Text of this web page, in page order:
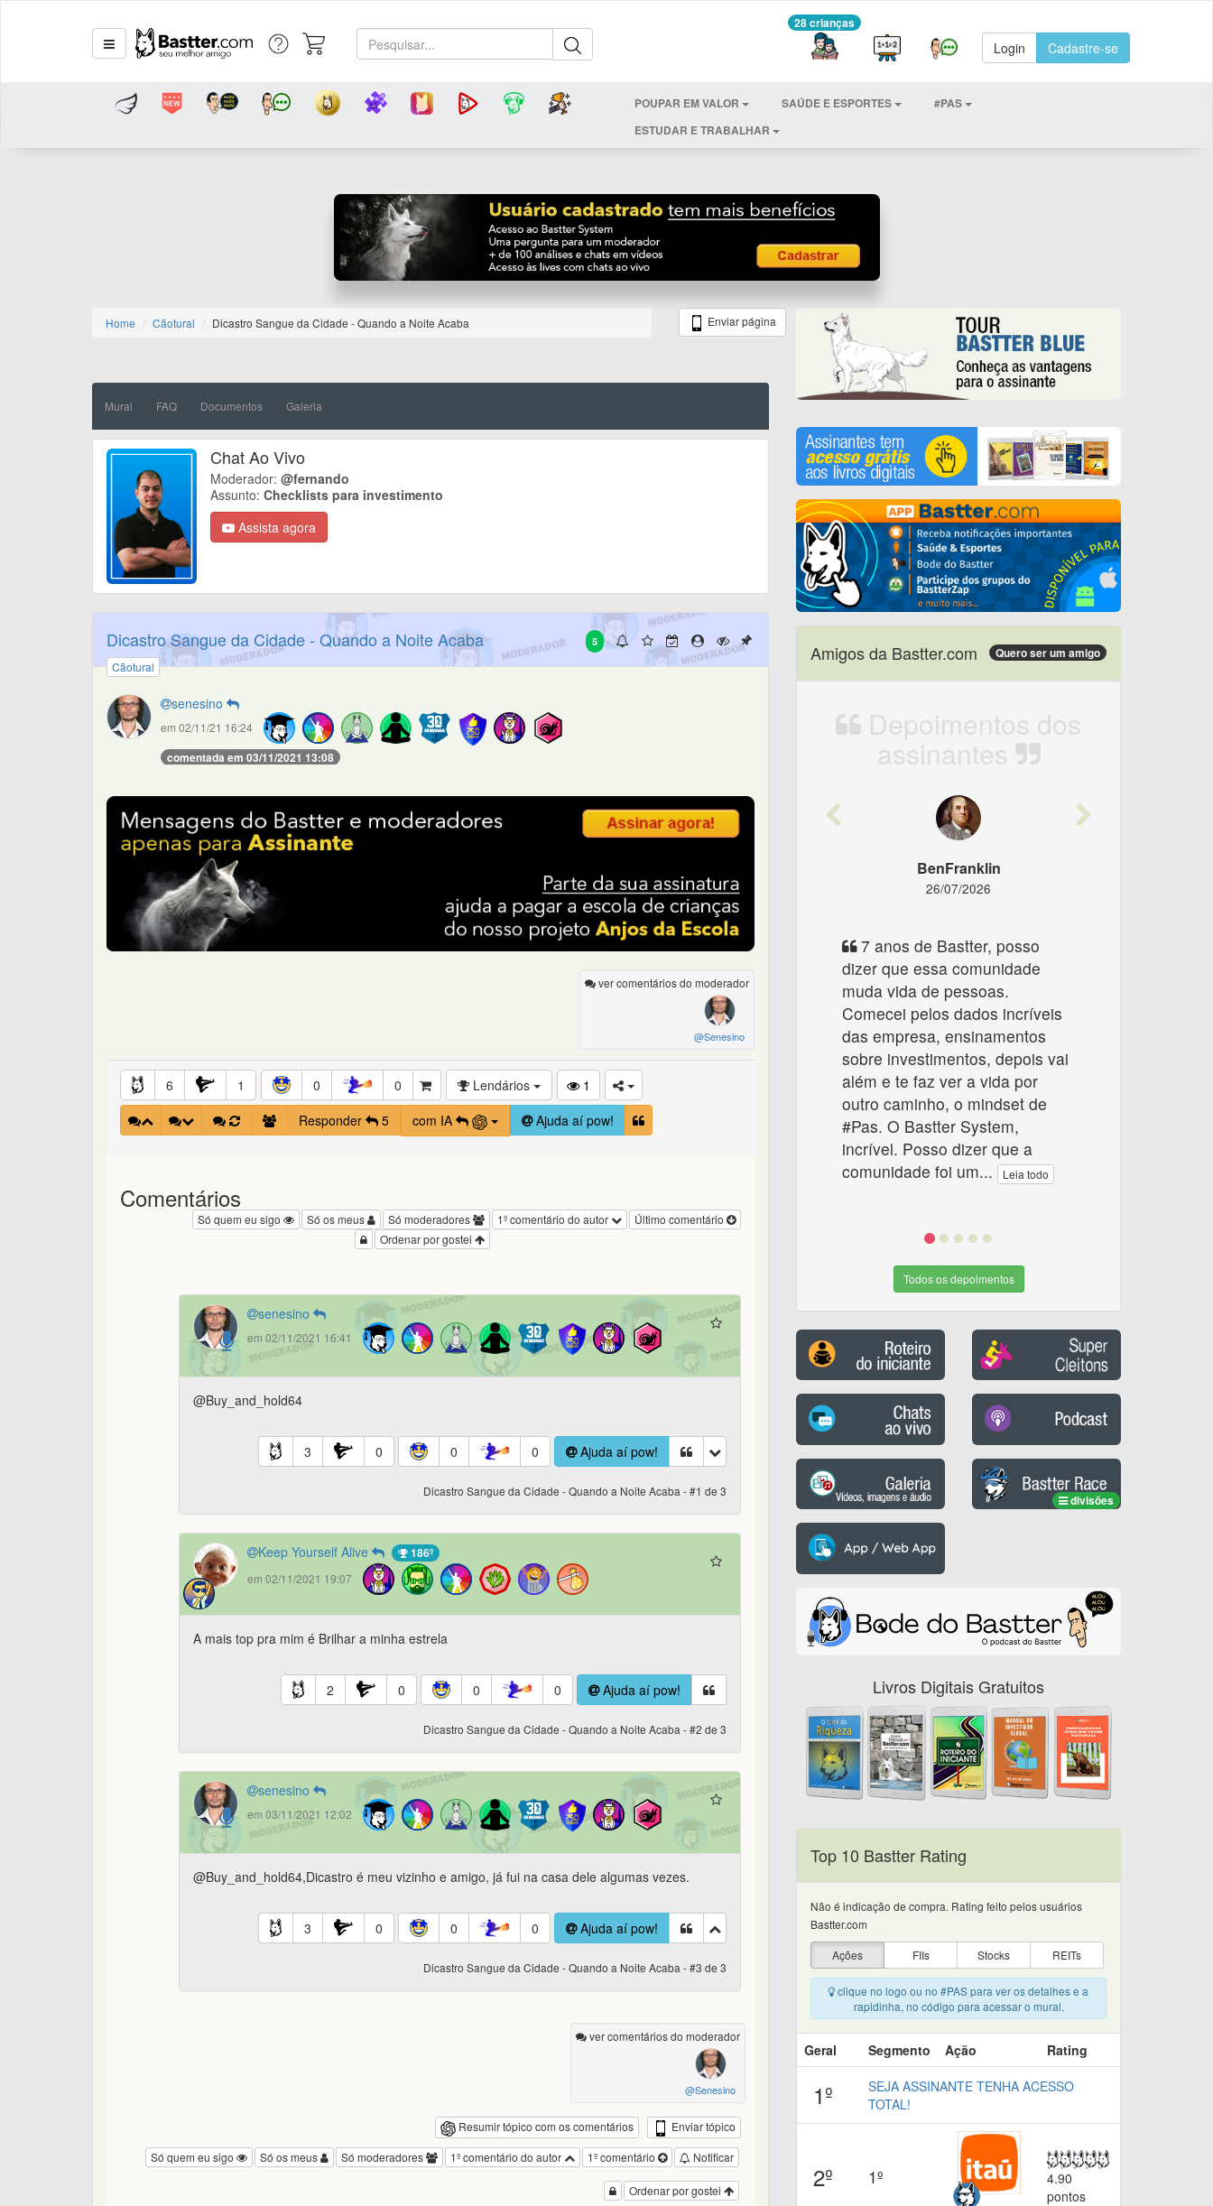
28 crianças
Login Cadastre-se
POUPAR EM VALOR SAÚDE E ESPORTES
#PAS
ESTUDAR E TRABALHAR
Home Cãotural Dicastro Sangue da Cidade - Quando a Noite Acaba Enviar página
Mural FAQ Documentos Galeria
Chat Ao Vivo
Moderador: @fernando
Assunto: Checklists para investimento
Assista agora
5
Dicastro Sangue da Cidade - Quando a Noite Acaba
Cãotural
senesino
em 02/11/21 16:24
comentada em 03/11/2021 13:08
ver comentários do moderador
@Senesino
6 1 0 0 Lendários
1
Responder
5 com IA Ajuda aí pow!
Comentários
Último comentário
1º comentário do autor
Só moderadores
Só os meus
Só quem eu sigo
Ordenar por gostei
senesino
em 02/11/2021 16:41
@Buy_and_hold64
3 0 0 0 Ajuda aí pow!
Dicastro Sangue da Cidade - Quando a Noite Acaba - #1 de 3
Keep Yourself Alive 186º
em 02/11/2021 19:07
A mais top pra mim é Brilhar a minha estrela
2 0 0 0 Ajuda aí pow!
Dicastro Sangue da Cidade - Quando a Noite Acaba - #2 de 3
senesino
em 03/11/2021 12:02
@Buy_and_hold64,Dicastro é meu vizinho e amigo, já fui na casa dele algumas vezes.
3 0 0 0 Ajuda aí pow!
Dicastro Sangue da Cidade - Quando a Noite Acaba - #3 de 3
ver comentários do moderador
@Senesino
Resumir tópico com os comentários
Enviar tópico
Notificar
1º comentário
1º comentário do autor
Só moderadores
Só os meus
Só quem eu sigo
Ordenar por gostei
Amigos da Bastter.com Quero ser um amigo
Depoimentos dos
assinantes
Previous
BenFranklin
26/07/2026
7 anos de Bastter, posso
dizer que essa comunidade
muda vida de pessoas.
Comecei pelos dados incríveis
das empresa, ensinamentos
sobre investimentos, depois vai
além e te faz ver a vida por
outro caminho, o mindset de
#Pas. O Bastter System,
incrível. Posso dizer que a
comunidade foi um... Leia todo
Todos os depoimentos
divisões
Livros Digitais Gratuitos
Top 10 Bastter Rating
Não é indicação de compra. Rating feito pelos usuários
Bastter.com
Ações
FIIs Stocks REITs
clique no logo ou no #PAS para ver os detalhes e a
rapidinha, no código para acessar o mural.
Geral Segmento Ação Rating
1º
SEJA ASSINANTE TENHA ACESSO
TOTAL!
2º 1º
4.90
pontos